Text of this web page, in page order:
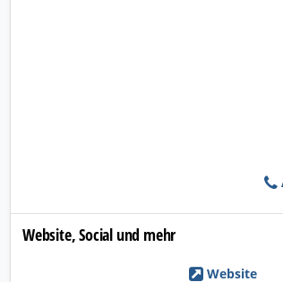
Website, Social und mehr
Website